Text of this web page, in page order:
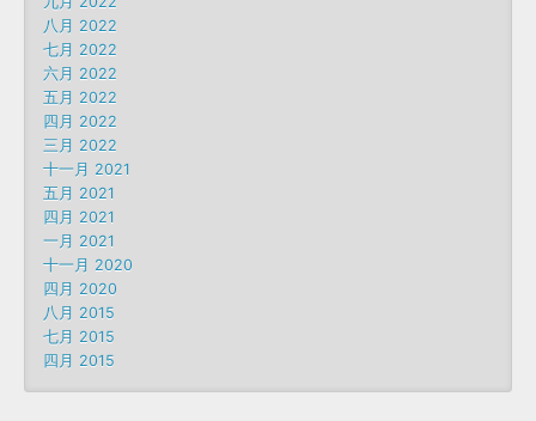
八月 2022
七月 2022
六月 2022
五月 2022
四月 2022
三月 2022
十一月 2021
五月 2021
四月 2021
一月 2021
十一月 2020
四月 2020
八月 2015
七月 2015
四月 2015